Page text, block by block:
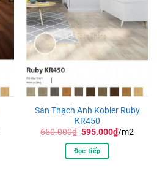
Sàn Thạch Anh Kobler Ruby
KR450
650.000₫ Giá
là:
650.000₫.
595.000₫Giá
hiện
/m2
Đọc tiếp